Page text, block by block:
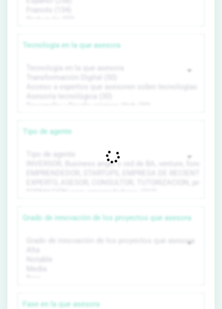
Tecnología en la que asesora
Tipo de agente
Grado de innovación de los proyectos que asesora
Fase en la que asesora